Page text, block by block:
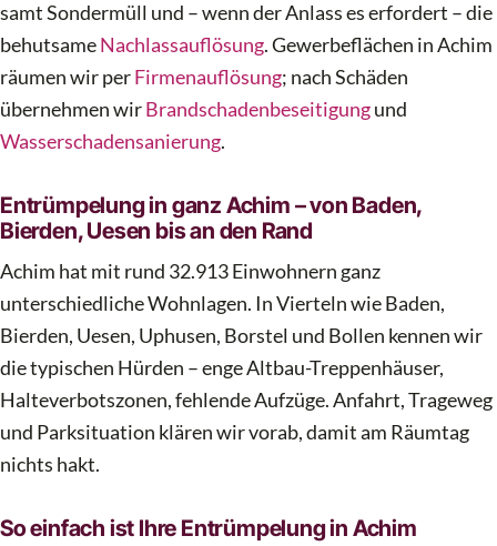
samt Sondermüll und – wenn der Anlass es erfordert – die
behutsameNachlassauflösung. Gewerbeflächen in Achim
räumen wir perFirmenauflösung; nach Schäden
übernehmen wirBrandschadenbeseitigungund
Wasserschadensanierung.
Entrümpelung in ganz Achim – von Baden,
Bierden, Uesen bis an den Rand
Achim hat mit rund 32.913 Einwohnern ganz
unterschiedliche Wohnlagen. In Vierteln wie Baden,
Bierden, Uesen, Uphusen, Borstel und Bollen kennen wir
die typischen Hürden – enge Altbau-Treppenhäuser,
Halteverbotszonen, fehlende Aufzüge. Anfahrt, Trageweg
und Parksituation klären wir vorab, damit am Räumtag
nichts hakt.
So einfach ist Ihre Entrümpelung in Achim